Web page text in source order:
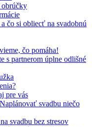
čo si obliecť na svadobnú
čo pomáha!
s partnerom úplne odlišné
pre vás
svadbu niečo
svadbu bez stresov